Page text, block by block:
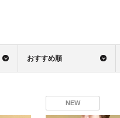
おすすめ順
NEW